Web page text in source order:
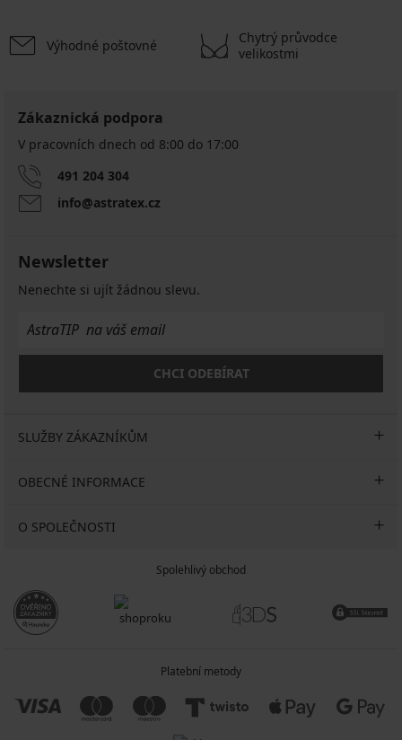
Výhodné poštovné
Chytrý průvodce
velikostmi
Zákaznická podpora
V pracovních dnech od 8:00 do 17:00
491 204 304
info@astratex.cz
Newsletter
Nenechte si ujít žádnou slevu.
CHCI ODEBÍRAT
SLUŽBY ZÁKAZNÍKŮM
OBECNÉ INFORMACE
O SPOLEČNOSTI
Spolehlivý obchod
Platební metody